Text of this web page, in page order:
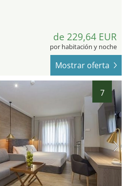
de 229,64 EUR
por habitación y noche
Mostrar oferta
7